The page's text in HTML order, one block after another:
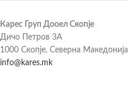
Карес Груп Дооел Скопје
Дичо Петров 3А
1000 Скопје, Северна Македонија
info@kares.mk